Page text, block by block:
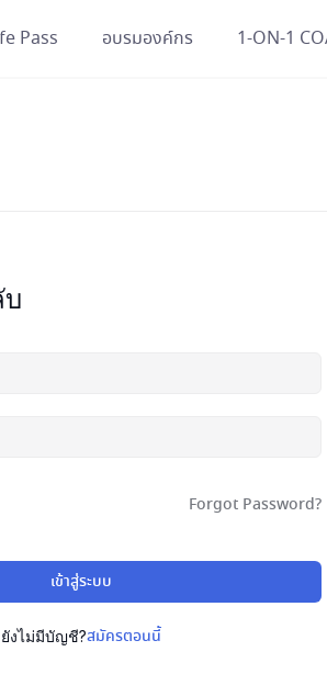
Pass อบรมองค์กร 1-ON-1
Forgot Password?
เข้าสู่ระบบ
ยังไม่มีบัญชี?สมัครตอนนี้